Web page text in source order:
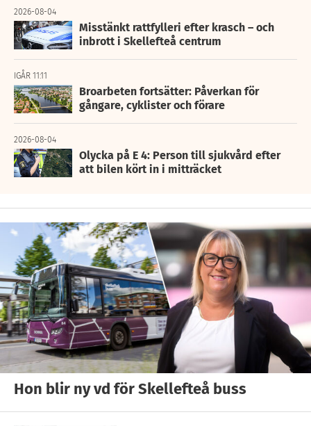
2026-08-04
Misstänkt rattfylleri efter krasch – och
inbrott i Skellefteå centrum
IGÅR 11:11
Broarbeten fortsätter: Påverkan för
gångare, cyklister och förare
2026-08-04
Olycka på E 4: Person till sjukvård efter
att bilen kört in i mitträcket
Hon blir ny vd för Skellefteå buss